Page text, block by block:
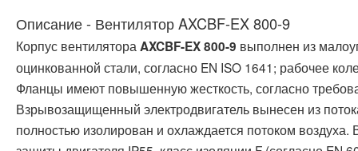
Описание - Вентилятор AXCBF-EX 800-9
Корпус вентилятора AXCBF-EX 800-9 выполнен из
оцинкованной стали, согласно EN ISO 1641; рабочее
Фланцы имеют повышенную жесткость, согласно
Взрывозащищенный электродвигатель вынесен из
полностью изолирован и охлаждается потоком воздуха.